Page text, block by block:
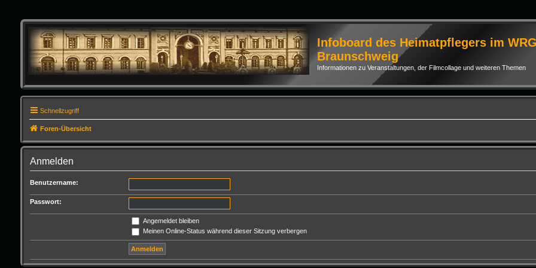
Infoboard des Heimatpflegers im WRG
Braunschweig
Informationen zu Veranstaltungen, der Filmcollage und weiteren Themen
Schnellzugriff
Foren-Übersicht
Anmelden
Benutzername:
Passwort:
Angemeldet bleiben
Meinen Online-Status während dieser Sitzung verbergen